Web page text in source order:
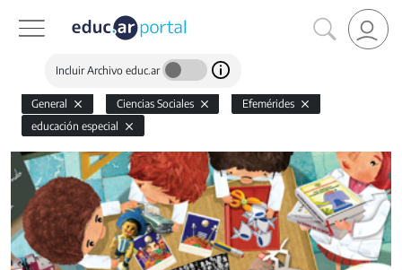
Incluir Archivo educ.ar
General Ciencias Sociales
Efemérides
educación especial